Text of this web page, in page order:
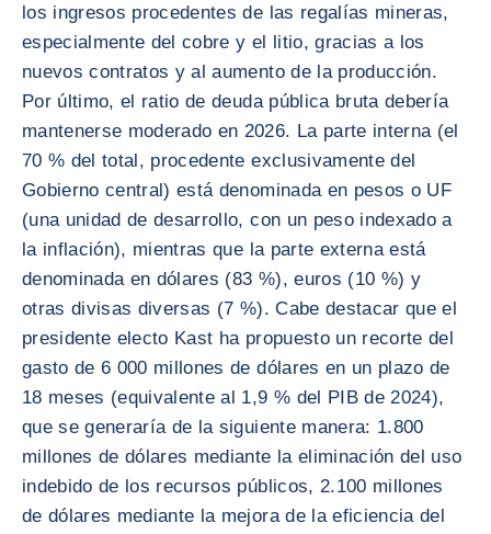
los ingresos procedentes de las regalías mineras,
especialmente del cobre y el litio, gracias a los
nuevos contratos y al aumento de la producción.
Por último, el ratio de deuda pública bruta debería
mantenerse moderado en 2026. La parte interna (el
70 % del total, procedente exclusivamente del
Gobierno central) está denominada en pesos o UF
(una unidad de desarrollo, con un peso indexado a
la inflación), mientras que la parte externa está
denominada en dólares (83 %), euros (10 %) y
otras divisas diversas (7 %). Cabe destacar que el
presidente electo Kast ha propuesto un recorte del
gasto de 6 000 millones de dólares en un plazo de
18 meses (equivalente al 1,9 % del PIB de 2024),
que se generaría de la siguiente manera: 1.800
millones de dólares mediante la eliminación del uso
indebido de los recursos públicos, 2.100 millones
de dólares mediante la mejora de la eficiencia del